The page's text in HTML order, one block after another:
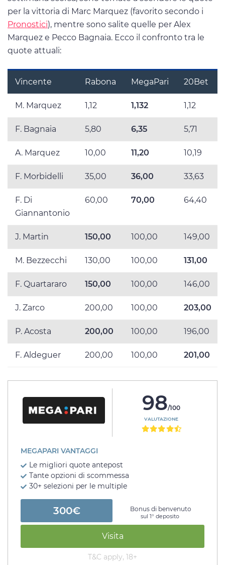
per la vittoria di Marc Marquez (favorito secondo i
Pronostici), mentre sono salite quelle per Alex
Marquez e Pecco Bagnaia. Ecco il confronto tra le
quote attuali:
Vincente Rabona MegaPari 20Bet
M. Marquez 1,12 1,132 1,12
F. Bagnaia 5,80 6,35 5,71
A. Marquez 10,00 11,20 10,19
F. Morbidelli 35,00 36,00 33,63
F. Di
Giannantonio
60,00 70,00 64,40
J. Martin 150,00 100,00 149,00
M. Bezzecchi 130,00 100,00 131,00
F. Quartararo 150,00 100,00 146,00
J. Zarco 200,00 100,00 203,00
P. Acosta 200,00 100,00 196,00
F. Aldeguer 200,00 100,00 201,00
98/100
VALUTAZIONE
MEGAPARI VANTAGGI
Le migliori quote antepost
Tante opzioni di scommessa
30+ selezioni per le multiple
300€ Bonus di benvenuto
sul 1° deposito
Visita
T&C apply, 18+